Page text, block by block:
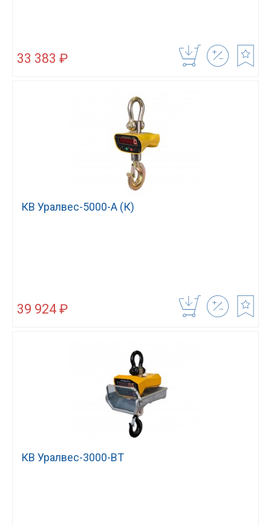
33 383 ₽
КВ Уралвес-5000-А (К)
39 924 ₽
КВ Уралвес-3000-ВТ